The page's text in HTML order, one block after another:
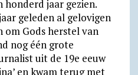
honderd jaar gezien.
geleden al gelovigen
om Gods herstel van
nog één grote
uit de 19e eeuw
en kwam terug met